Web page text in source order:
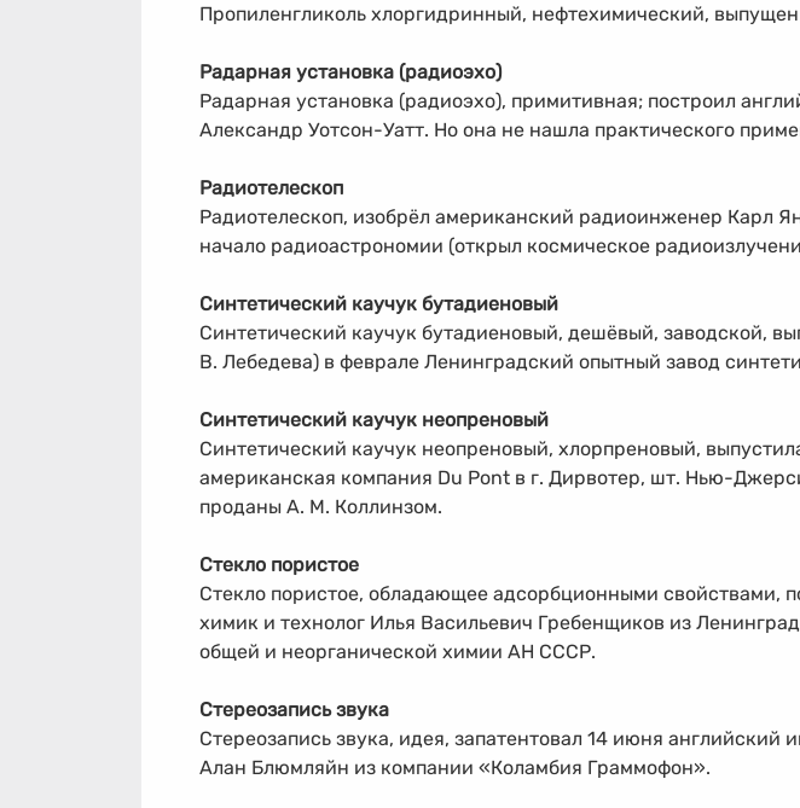
Пропиленгликоль хлоргидринный, нефтехимический,
Радарная установка (радиоэхо)
Радарная установка (радиоэхо), примитивная; построил
Александр Уотсон-Уатт. Но она не нашла практического
Радиотелескоп
Радиотелескоп, изобрёл американский радиоинженер Карл
начало радиоастрономии (открыл космическое
Синтетический каучук бутадиеновый
Синтетический каучук бутадиеновый, дешёвый, заводской,
В. Лебедева) в феврале Ленинградский опытный завод
Синтетический каучук неопреновый
Синтетический каучук неопреновый, хлорпреновый,
американская компания Du Pont в г. Дирвотер, шт. Нью-
проданы А. М. Коллинзом.
Стекло пористое
Стекло пористое, обладающее адсорбционными свойствами,
химик и технолог Илья Васильевич Гребенщиков из
общей и неорганической химии АН СССР.
Стереозапись звука
Стереозапись звука, идея, запатентовал 14 июня английский
Алан Блюмляйн из компании «Коламбия Граммофон».